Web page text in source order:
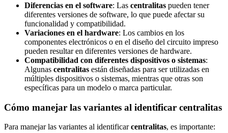
Diferencias en el software: Las centralitas pueden tener
diferentes versiones de software, lo que puede afectar su
funcionalidad y compatibilidad.
Variaciones en el hardware: Los cambios en los
componentes electrónicos o en el diseño del circuito impreso
pueden resultar en diferentes versiones de hardware.
Compatibilidad con diferentes dispositivos o sistemas:
Algunas centralitas están diseñadas para ser utilizadas en
múltiples dispositivos o sistemas, mientras que otras son
específicas para un modelo o marca particular.
Cómo manejar las variantes al identificar centralitas
Para manejar las variantes al identificarcentralitas, es importante: